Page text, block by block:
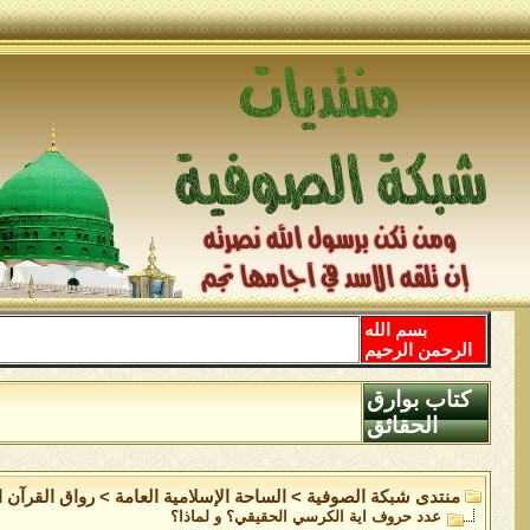
بسم الله
الرحمن الرحيم
كتاب بوارق
الحقائق
منتدى شبكة الصوفية > الساحة اﻹسلامية العامة >رواق القرآن
عدد حروف اية الكرسي الحقيقي؟ و لماذا؟